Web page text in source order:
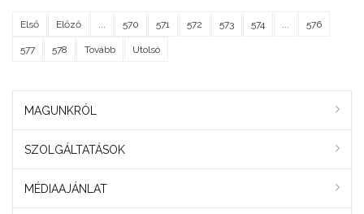
Első Előző 570 571 572 573 574 576
577 578 Tovább Utolsó
MAGUNKRÓL
SZOLGÁLTATÁSOK
MÉDIAAJÁNLAT